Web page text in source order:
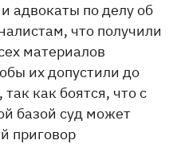
адвокаты по делу об
что получили
материалов
их допустили до
как боятся, что с
базой суд может
приговор